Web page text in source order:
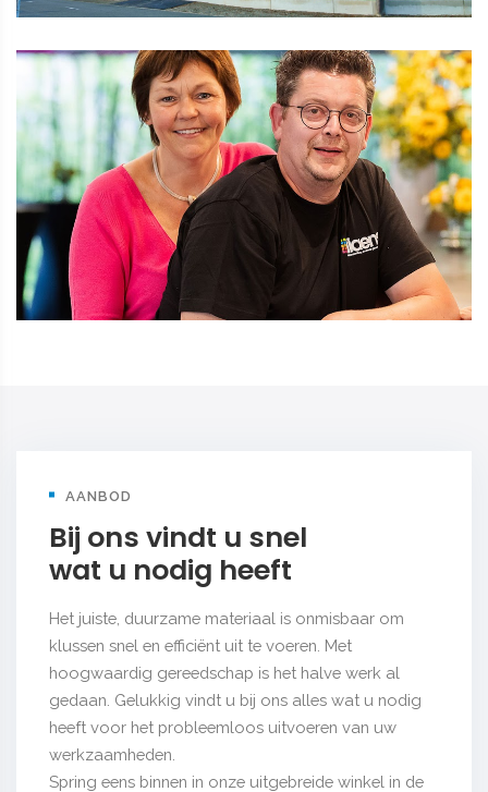
AANBOD
Bij ons vindt u snel
​​​​​​​wat u nodig heeft
Het juiste, duurzame materiaal is onmisbaar om
klussen snel en efficiënt uit te voeren. Met
hoogwaardig gereedschap is het halve werk al
gedaan. Gelukkig vindt u bij ons alles wat u nodig
heeft voor het probleemloos uitvoeren van uw
werkzaamheden.
Spring eens binnen in onze uitgebreide winkel in de